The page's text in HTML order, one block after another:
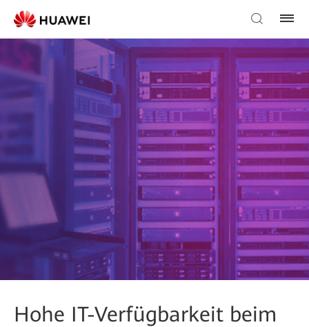
Hohe IT-Verfügbarkeit beim